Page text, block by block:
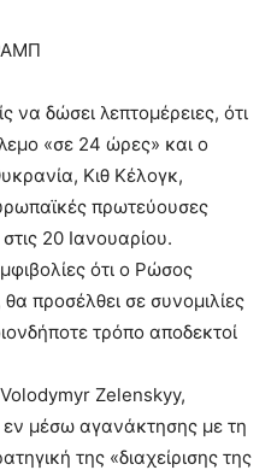
να δώσει λεπτομέρειες, ότι
«σε 24 ώρες» και ο
Κιθ Κέλογκ,
πρωτεύουσες
20 Ιανουαρίου.
ότι ο Ρώσος
προσέλθει σε συνομιλίες
τρόπο αποδεκτοί
Zelenskyy,
εν μέσω αγανάκτησης με τη
της «διαχείρισης της